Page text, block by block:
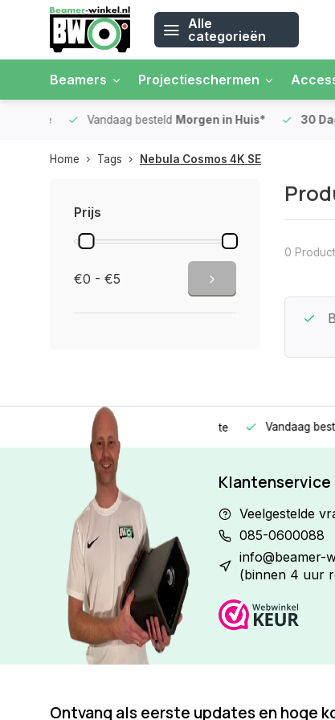
Alle
categorieën
Beamers Projectieschermen
Vandaag besteldMorgen in Huis* 30
Home Tags Nebula Cosmos 4K SE
Prijs
€0 - €5
0
Beste Service Garantie
3 gelijke delen Vandaag besteld
Klantenservice
Veelgestelde
085-0600088
info@beamer-
(binnen 4 uur
Ontvang als eerste updates en hoge